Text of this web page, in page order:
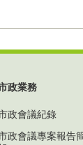
政業務
政會議紀錄
政會議專案報告